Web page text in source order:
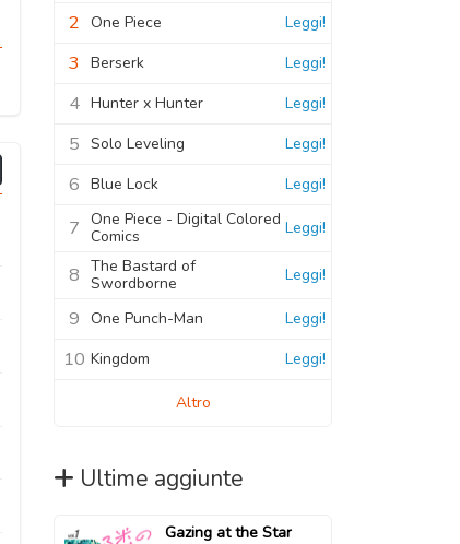
2 One Piece Leggi!
3 Berserk Leggi!
4 Hunter x Hunter Leggi!
5 Solo Leveling Leggi!
6 Blue Lock Leggi!
7 One Piece - Digital Colored
Comics
Leggi!
8 The Bastard of
Swordborne
Leggi!
9 One Punch-Man Leggi!
10 Kingdom Leggi!
Altro
Ultime aggiunte
Gazing at the Star